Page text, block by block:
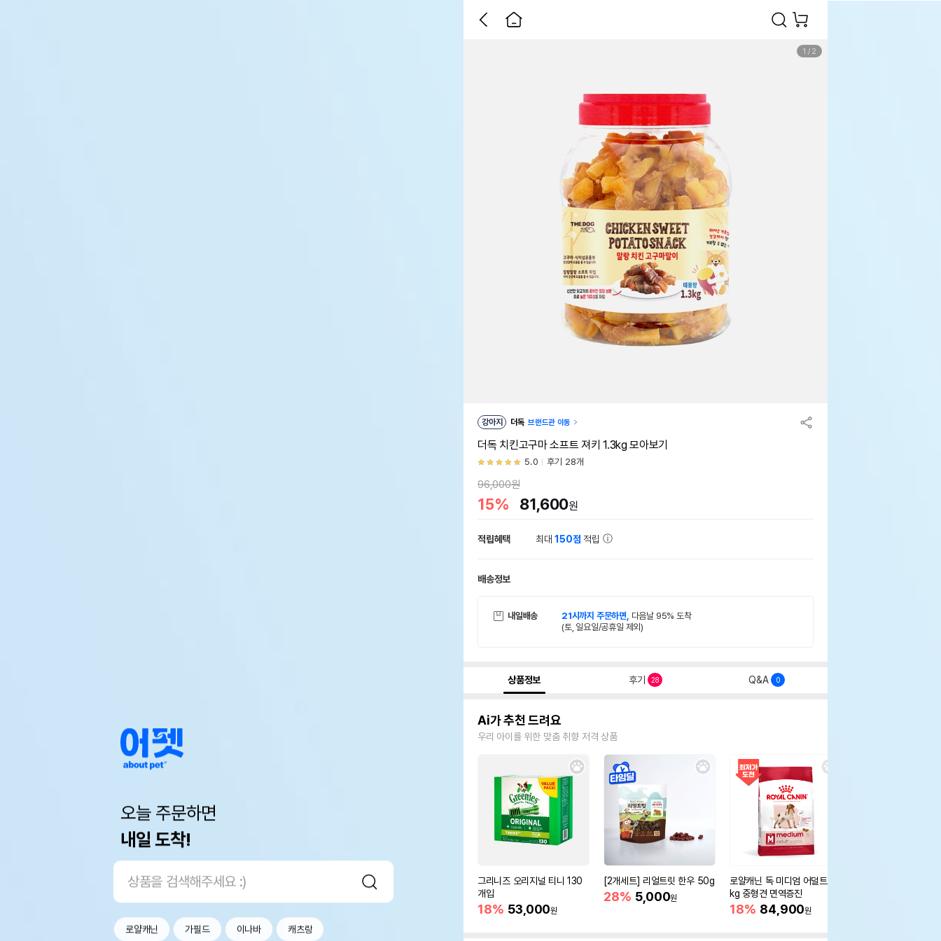
오늘 주문하면
내일 도착!
로얄캐닌 가필드 이나바 캐츠랑
1 / 2
강아지 더독 브랜드관 이동
더독 치킨고구마 소프트 져키 1.3kg 모아보기
5.0 후기 28개
96,000원
15% 81,600원
적립혜택 최대150점 적립
배송정보
내일배송 21시까지 주문하면, 다음날 95% 도착
(토, 일요일/공휴일 제외)
상품정보 후기 28 Q&A 0
Ai가 추천 드려요
우리 아이를 위한 맞춤 취향 저격 상품
그리니즈 오리지널 티니 130
개입
18% 53,000원
[2개세트] 리얼트릿 한우 50g
28% 5,000원
로얄캐닌 독 미디엄 어덜트 10
kg 중형견 면역증진
18% 84,900원